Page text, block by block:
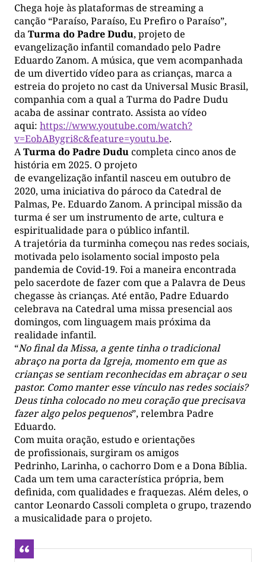
Chega hoje às plataformas de streaming a
canção “Paraíso, Paraíso, Eu Prefiro o Paraíso”,
daTurma do Padre Dudu, projeto de
evangelização infantil comandado pelo Padre
Eduardo Zanom. A música, que vem acompanhada
de um divertido vídeo para as crianças, marca a
estreia do projeto no cast da Universal Music Brasil,
companhia com a qual a Turma do Padre Dudu
acaba de assinar contrato. Assista ao vídeo
aqui: https://www.youtube.com/watch?
v=EobABygri8c&feature=youtu.be.
ATurma do Padre Duducompleta cinco anos de
história em 2025. O projeto
de evangelização infantil nasceu em outubro de
2020, uma iniciativa do pároco da Catedral de
Palmas, Pe. Eduardo Zanom. A principal missão da
turma é ser um instrumento de arte, cultura e
espiritualidade para o público infantil.
A trajetória da turminha começou nas redes sociais,
motivada pelo isolamento social imposto pela
pandemia de Covid-19. Foi a maneira encontrada
pelo sacerdote de fazer com que a Palavra de Deus
chegasse às crianças. Até então, Padre Eduardo
celebrava na Catedral uma missa presencial aos
domingos, com linguagem mais próxima da
realidade infantil.
“No final da Missa, a gente tinha o tradicional
abraço na porta da Igreja,momento em queas
crianças se sentiamreconhecidas em abraçar o seu
pastor. Como manter esse vínculo nas redes sociais?
Deus tinha colocado no meu coração que precisava
fazer algo pelos pequenos”, relembra Padre
Eduardo.
Com muita oração, estudo e orientações
de profissionais, surgiram os amigos
Pedrinho, Larinha, o cachorro Dom e a Dona Bíblia.
Cada um tem uma característica própria, bem
definida, com qualidades e fraquezas. Além deles, o
cantor Leonardo Cassoli completa o grupo, trazendo
a musicalidade para o projeto.